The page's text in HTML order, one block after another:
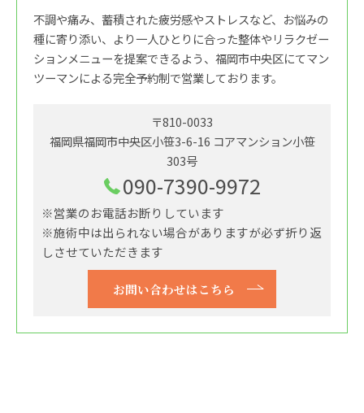
不調や痛み、蓄積された疲労感やストレスなど、お悩みの
種に寄り添い、より一人ひとりに合った整体やリラクゼー
ションメニューを提案できるよう、福岡市中央区にてマン
ツーマンによる完全予約制で営業しております。
〒810-0033
福岡県福岡市中央区小笹3-6-16 コアマンション小笹
303号
090-7390-9972
※営業のお電話お断りしています
※施術中は出られない場合がありますが必ず折り返
しさせていただきます
お問い合わせはこちら